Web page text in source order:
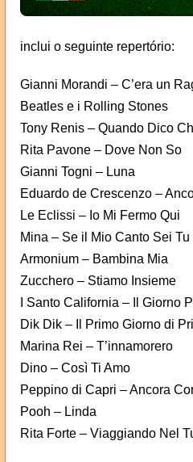
inclui o seguinte repertório:
Gianni Morandi – C’era un
Beatles e i Rolling Stones
Tony Renis – Quando Dico
Rita Pavone – Dove Non So
Gianni Togni – Luna
Eduardo de Crescenzo –
Le Eclissi – Io Mi Fermo Qui
Mina – Se il Mio Canto Sei Tu
Armonium – Bambina Mia
Zucchero – Stiamo Insieme
I Santo California – Il Giorno
Dik Dik – Il Primo Giorno di
Marina Rei – T’innamorero
Dino – Così Ti Amo
Peppino di Capri – Ancora
Pooh – Linda
Rita Forte – Viaggiando Nel